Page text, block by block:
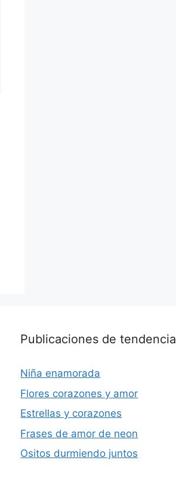
Publicaciones de tendencia
Niña enamorada
Flores corazones y amor
Estrellas y corazones
Frases de amor de neon
Ositos durmiendo juntos